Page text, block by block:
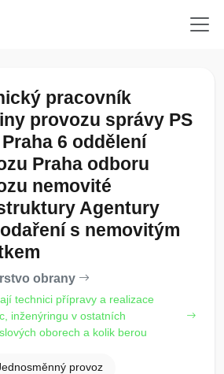
pracovník
provozu správy PS
6 oddělení
Praha odboru
nemovité
Agentury
s nemovitým
obrany
technici přípravy a realizace
inženýringu v ostatních
oborech a kolik berou
provoz